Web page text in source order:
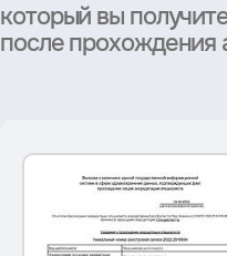
который вы
после прохождения